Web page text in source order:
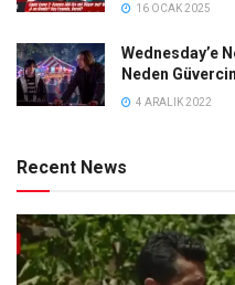
16 OCAK 2025
Wednesday’e
Neden
4 ARALIK 2022
Recent News